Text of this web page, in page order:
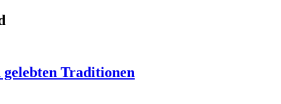
Traditionen